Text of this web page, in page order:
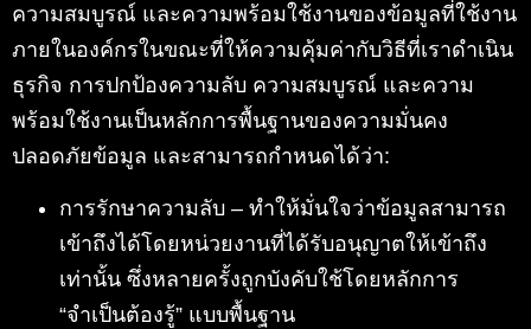
ความสมบูรณ์ และความพร้อมใช้งานของข้อมูลที่ใช้งาน
ภายในองค์กรในขณะที่ให้ความคุ้มค่ากับวิธีที่เราดำเนิน
ธุรกิจ การปกป้องความลับ ความสมบูรณ์ และความ
พร้อมใช้งานเป็นหลักการพื้นฐานของความมั่นคง
ปลอดภัยข้อมูล และสามารถกำหนดได้ว่า:
การรักษาความลับ – ทำให้มั่นใจว่าข้อมูลสามารถ
เข้าถึงได้โดยหน่วยงานที่ได้รับอนุญาตให้เข้าถึง
เท่านั้น ซึ่งหลายครั้งถูกบังคับใช้โดยหลักการ
“จำเป็นต้องรู้” แบบพื้นฐาน